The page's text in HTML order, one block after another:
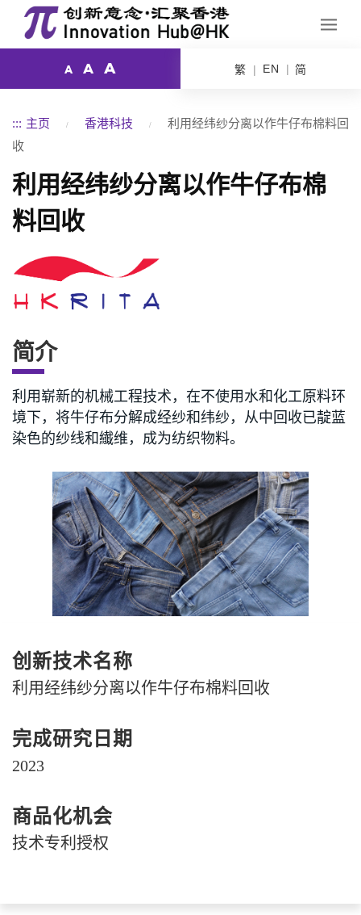
A A A 繁 EN 简
::: 主页 香港科技
利用经纬纱分离以作牛仔布棉料回
收
利用经纬纱分离以作牛仔布棉
料回收
简介
利用崭新的机械工程技术，在不使用水和化工原料环
境下，将牛仔布分解成经纱和纬纱，从中回收已靛蓝
染色的纱线和纎维，成为纺织物料。
创新技术名称
利用经纬纱分离以作牛仔布棉料回收
完成研究日期
2023
商品化机会
技术专利授权